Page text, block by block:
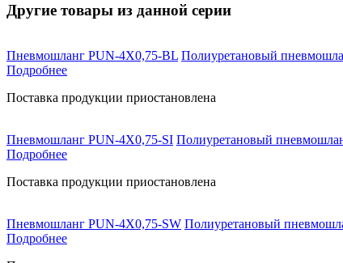
Другие товары из данной серии
Пневмошланг PUN-4X0,75-BL Полиуретановый
Подробнее
Поставка продукции приостановлена
Пневмошланг PUN-4X0,75-SI Полиуретановый
Подробнее
Поставка продукции приостановлена
Пневмошланг PUN-4X0,75-SW Полиуретановый
Подробнее